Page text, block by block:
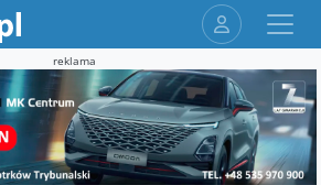
reklama